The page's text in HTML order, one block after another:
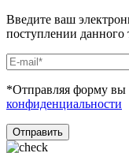
Введите ваш
поступлении данного
*Отправляя форму вы
конфиденциальности
Отправить